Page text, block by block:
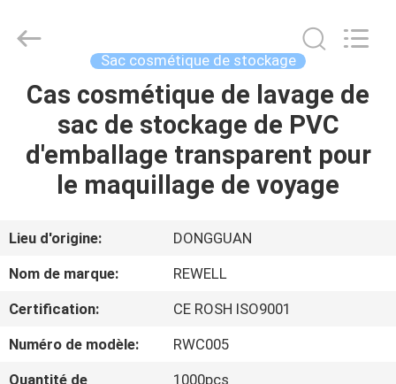
MAISON
PRODUITS
SUJET
DE
NOUS
VISITE
Industrial
Group
Reserved.
Developed
Sac cosmétique de stockage
Cas cosmétique de lavage de
sac de stockage de PVC
d'emballage transparent pour
le maquillage de voyage
Lieu d'origine:
DONGGUAN
Nom de marque:
REWELL
Certification:
CE ROSH ISO9001
Numéro de modèle:
RWC005
Quantité de
1000pcs